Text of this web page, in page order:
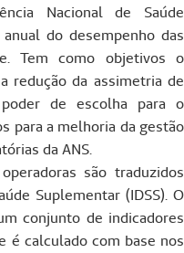
Nacional de Saúde
do desempenho das
Tem como objetivos o
redução da assimetria de
poder de escolha para o
para a melhoria da gestão
da ANS.
são traduzidos
Suplementar (IDSS). O
conjunto de indicadores
é calculado com base nos